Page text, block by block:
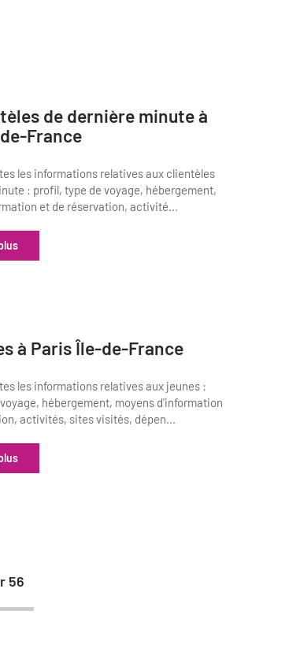
de dernière minute à
France
les informations relatives aux clientèles
: profil, type de voyage, hébergement,
et de réservation, activité...
à Paris Île-de-France
les informations relatives aux jeunes :
hébergement, moyens d'information
activités, sites visités, dépen...
56